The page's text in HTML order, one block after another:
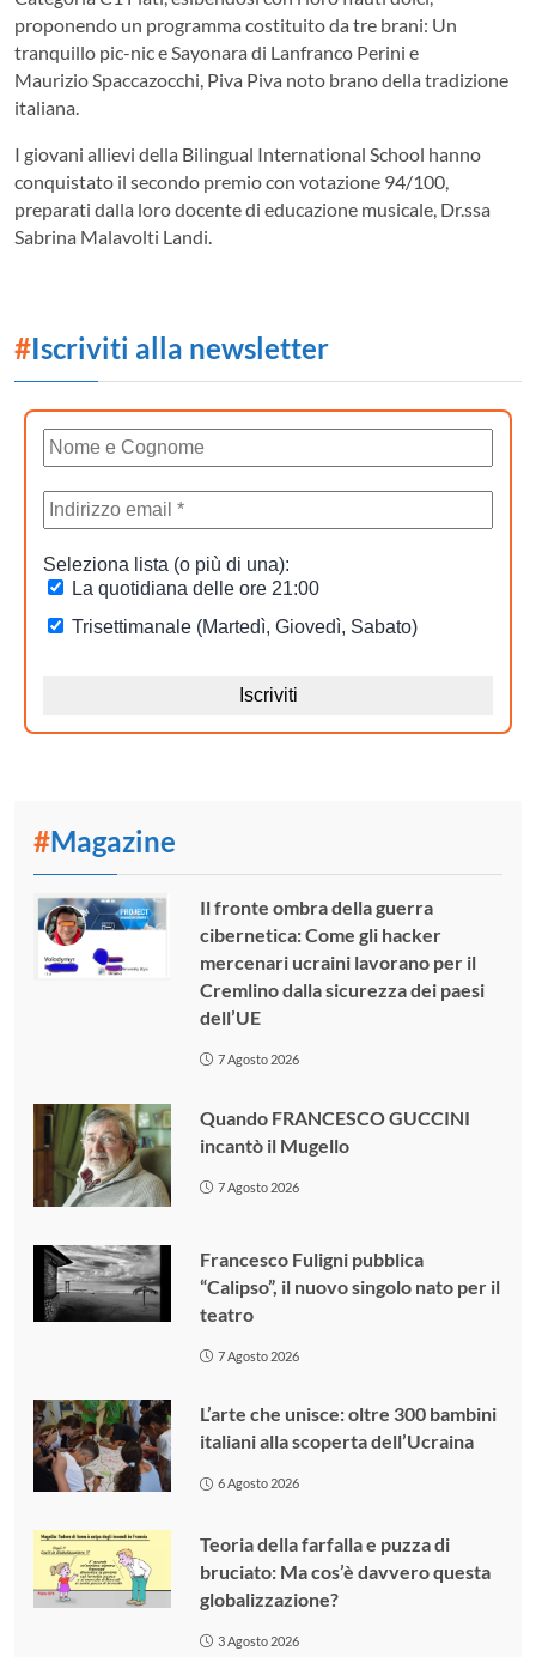
proponendo un programma costituito da tre brani: Un
tranquillo pic-nic e Sayonara di Lanfranco Perini e
Maurizio Spaccazocchi, Piva Piva noto brano della tradizione
italiana.
I giovani allievi della Bilingual International School hanno
conquistato il secondo premio con votazione 94/100,
preparati dalla loro docente di educazione musicale, Dr.ssa
Sabrina Malavolti Landi.
#Iscriviti alla newsletter
#Magazine
Il fronte ombra della guerra
cibernetica: Come gli hacker
mercenari ucraini lavorano per il
Cremlino dalla sicurezza dei paesi
dell’UE
7 Agosto 2026
Quando FRANCESCO GUCCINI
incantò il Mugello
7 Agosto 2026
Francesco Fuligni pubblica
“Calipso”, il nuovo singolo nato per il
teatro
7 Agosto 2026
L’arte che unisce: oltre 300 bambini
italiani alla scoperta dell’Ucraina
6 Agosto 2026
Teoria della farfalla e puzza di
bruciato: Ma cos’è davvero questa
globalizzazione?
3 Agosto 2026